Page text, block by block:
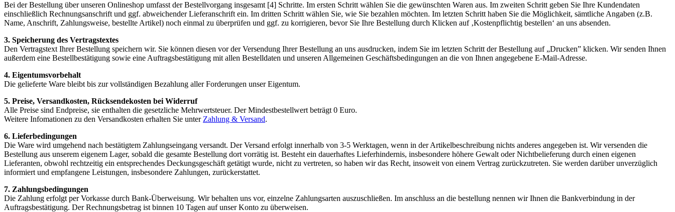
Bei der Bestellung über unseren Onlineshop umfasst der Bestellvorgang insgesamt [4] Schritte. Im ersten Schritt wählen Sie die gewünschten Waren aus. Im zweiten Schritt geben Sie Ihre Kundendaten
einschließlich Rechnungsanschrift und ggf. abweichender Lieferanschrift ein. Im dritten Schritt wählen Sie, wie Sie bezahlen möchten. Im letzten Schritt haben Sie die Möglichkeit, sämtliche Angaben (z.B.
Name, Anschrift, Zahlungsweise, bestellte Artikel) noch einmal zu überprüfen und ggf. zu korrigieren, bevor Sie Ihre Bestellung durch Klicken auf ‚Kostenpflichtig bestellen‘ an uns absenden.
3. Speicherung des Vertragstextes
Den Vertragstext Ihrer Bestellung speichern wir. Sie können diesen vor der Versendung Ihrer Bestellung an uns ausdrucken, indem Sie im letzten Schritt der Bestellung auf „Drucken” klicken. Wir senden Ihnen
außerdem eine Bestellbestätigung sowie eine Auftragsbestätigung mit allen Bestelldaten und unseren Allgemeinen Geschäftsbedingungen an die von Ihnen angegebene E-Mail-Adresse.
4. Eigentumsvorbehalt
Die gelieferte Ware bleibt bis zur vollständigen Bezahlung aller Forderungen unser Eigentum.
5. Preise, Versandkosten, Rücksendekosten bei Widerruf
Alle Preise sind Endpreise, sie enthalten die gesetzliche Mehrwertsteuer. Der Mindestbestellwert beträgt 0 Euro.
Weitere Infomationen zu den Versandkosten erhalten Sie unter Zahlung & Versand.
6. Lieferbedingungen
Die Ware wird umgehend nach bestätigtem Zahlungseingang versandt. Der Versand erfolgt innerhalb von 3-5 Werktagen, wenn in der Artikelbeschreibung nichts anderes angegeben ist. Wir versenden die
Bestellung aus unserem eigenem Lager, sobald die gesamte Bestellung dort vorrätig ist. Besteht ein dauerhaftes Lieferhindernis, insbesondere höhere Gewalt oder Nichtbelieferung durch einen eigenen
Lieferanten, obwohl rechtzeitig ein entsprechendes Deckungsgeschäft getätigt wurde, nicht zu vertreten, so haben wir das Recht, insoweit von einem Vertrag zurückzutreten. Sie werden darüber unverzüglich
informiert und empfangene Leistungen, insbesondere Zahlungen, zurückerstattet.
7. Zahlungsbedingungen
Die Zahlung erfolgt per Vorkasse durch Bank-Überweisung. Wir behalten uns vor, einzelne Zahlungsarten auszuschließen. Im anschluss an die bestellung nennen wir Ihnen die Bankverbindung in der
Auftragsbestätigung. Der Rechnungsbetrag ist binnen 10 Tagen auf unser Konto zu überweisen.